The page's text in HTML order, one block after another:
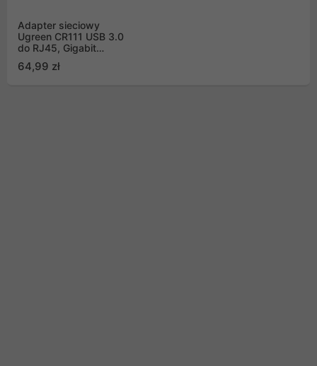
Adapter sieciowy
Ugreen CR111 USB 3.0
do RJ45, Gigabit
64,99 zł